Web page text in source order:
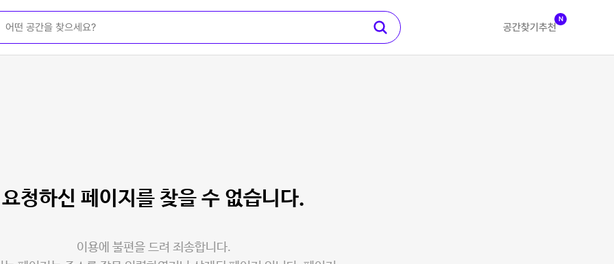
공간찾기 추천
N
요청하신 페이지를 찾을 수 없습니다.
이용에 불편을 드려 죄송합니다.